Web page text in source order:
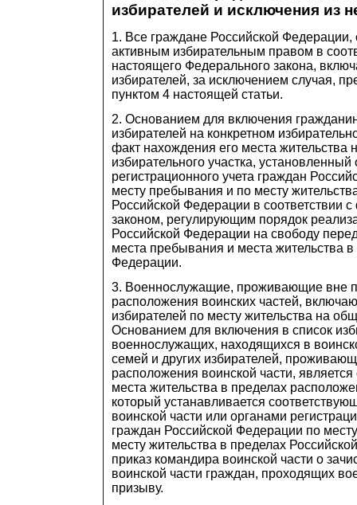
избирателей и исключения из
1. Все граждане Российской
активным избирательным правом в
настоящего Федерального закона,
избирателей, за исключением случая,
пунктом 4 настоящей статьи.
2. Основанием для включения
избирателей на конкретном
факт нахождения его места жительства
избирательного участка, установленный
регистрационного учета граждан
месту пребывания и по месту
Российской Федерации в соответствии
законом, регулирующим порядок
Российской Федерации на свободу
места пребывания и места жительства
Федерации.
3. Военнослужащие, проживающие вне
расположения воинских частей,
избирателей по месту жительства на
Основанием для включения в список
военнослужащих, находящихся в
семей и других избирателей,
расположения воинской части,
места жительства в пределах
который устанавливается
воинской части или органами
граждан Российской Федерации по
месту жительства в пределах
приказ командира воинской части о
воинской части граждан, проходящих
призыву.